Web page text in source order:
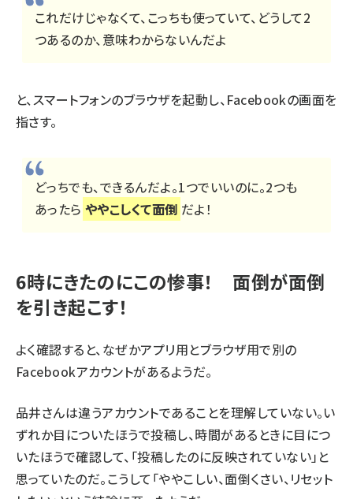
これだけじゃなくて、こっちも使っていて、どうして2
つあるのか、意味わからないんだよ
と、スマートフォンのブラウザを起動し、Facebookの画面を
指さす。
どっちでも、できるんだよ。1つでいいのに。2つも
あったら ややこしくて面倒 だよ！
6時にきたのにこの惨事！ 面倒が面倒
を引き起こす！
よく確認すると、なぜかアプリ用とブラウザ用で別の
Facebookアカウントがあるようだ。
品井さんは違うアカウントであることを理解していない。い
ずれか目についたほうで投稿し、時間があるときに目につ
いたほうで確認して、「投稿したのに反映されていない」と
思っていたのだ。こうして「ややこしい、面倒くさい、リセット